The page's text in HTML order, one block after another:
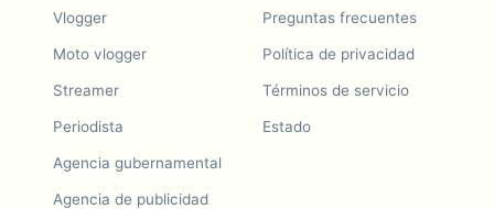
Vlogger
Moto vlogger
Streamer
Periodista
Agencia gubernamental
Agencia de publicidad
Preguntas frecuentes
Política de privacidad
Términos de servicio
Estado